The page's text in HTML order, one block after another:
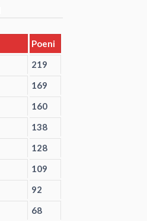
Poeni
219
169
160
138
128
109
92
68